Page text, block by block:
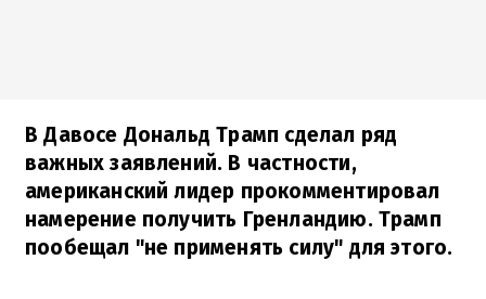
В Давосе Дональд Трамп сделал ряд
важных заявлений. В частности,
американский лидер прокомментировал
намерение получить Гренландию. Трамп
пообещал "не применять силу" для этого.